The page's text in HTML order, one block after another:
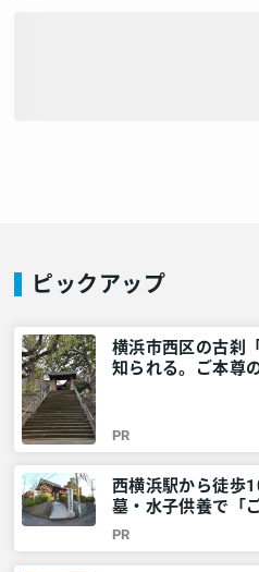
ピックアップ
横浜市西区の古刹
知られる。ご本尊
PR
西横浜駅から徒歩
墓・水子供養で「
区】 – 神奈川・東
リア
PR